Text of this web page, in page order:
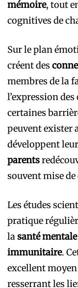
mémoire, tout
cognitives de
Sur le plan
créent des
membres de la
l’expression
certaines
peuvent exister
développent
parents
souvent mise
Les études
pratique
lasanté mentale
immunitaire.
excellent
resserrant les